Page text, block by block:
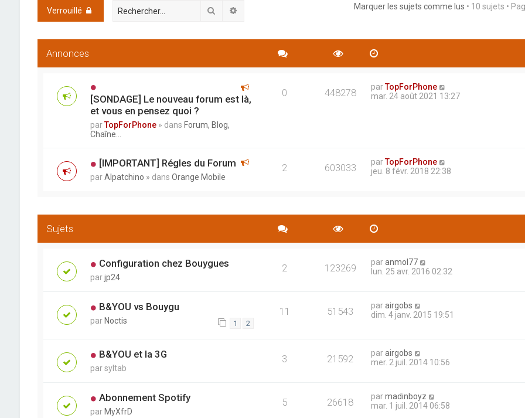
Verrouillé Rechercher Marquer les sujets comme lus • 10 sujets •
Annonces
[SONDAGE] Le nouveau forum est là,
et vous en pensez quoi ?
parTopForPhone » dans Forum, Blog,
Chaîne...
0 448278 parTopForPhone
mar. 24 août 2021 13:27
[IMPORTANT] Régles du Forum
parAlpatchino » dans Orange Mobile
2 603033 parTopForPhone
jeu. 8 févr. 2018 22:38
Sujets
Configuration chez Bouygues
parjp24
2 123269 paranmol77
lun. 25 avr. 2016 02:32
B&YOU vs Bouygu
par Noctis 1 2
11 51543 parairgobs
dim. 4 janv. 2015 19:51
B&YOU et la 3G
parsyltab
3 21592 parairgobs
mer. 2 juil. 2014 10:56
Abonnement Spotify
par MyXfrD
5 26618 parmadinboyz
mar. 1 juil. 2014 06:58